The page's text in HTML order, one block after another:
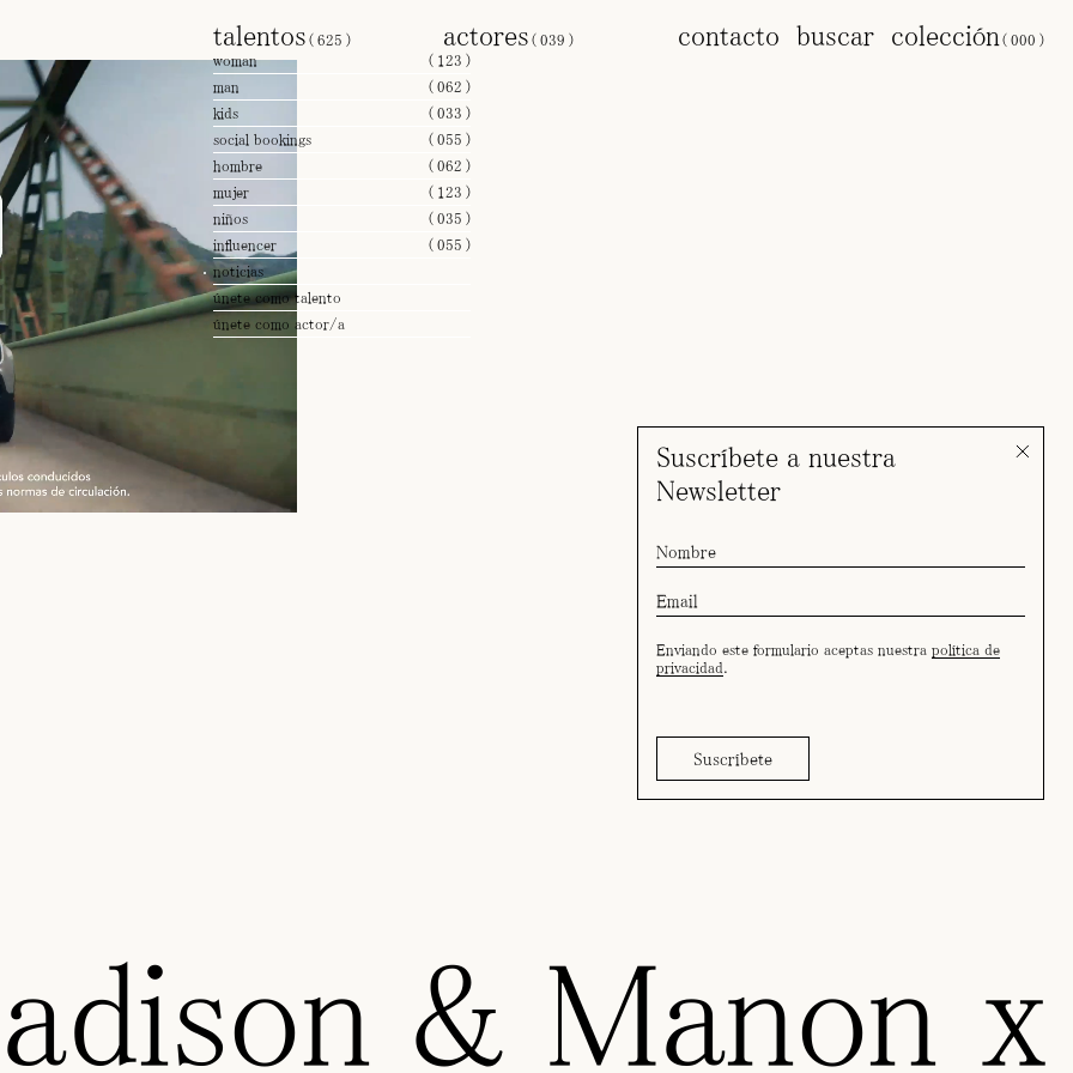
talentos( 625 )
woman
( 123 )
man
( 062 )
kids
( 033 )
social bookings
( 055 )
hombre
( 062 )
mujer
( 123 )
niños
( 035 )
influencer
( 055 )
noticias
únete como talento
únete como actor/a
actores( 039 ) contacto buscar colección
( 000 )
& Manon x
Suscríbete a nuestra
Newsletter
Enviando este formulario aceptas nuestra política de
privacidad.